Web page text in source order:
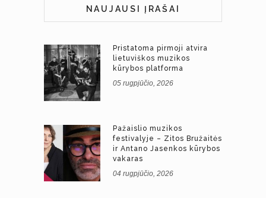
NAUJAUSI ĮRAŠAI
Pristatoma pirmoji atvira
lietuviškos muzikos
kūrybos platforma
05 rugpjūčio, 2026
Pažaislio muzikos
festivalyje – Zitos Bružaitės
ir Antano Jasenkos kūrybos
vakaras
04 rugpjūčio, 2026